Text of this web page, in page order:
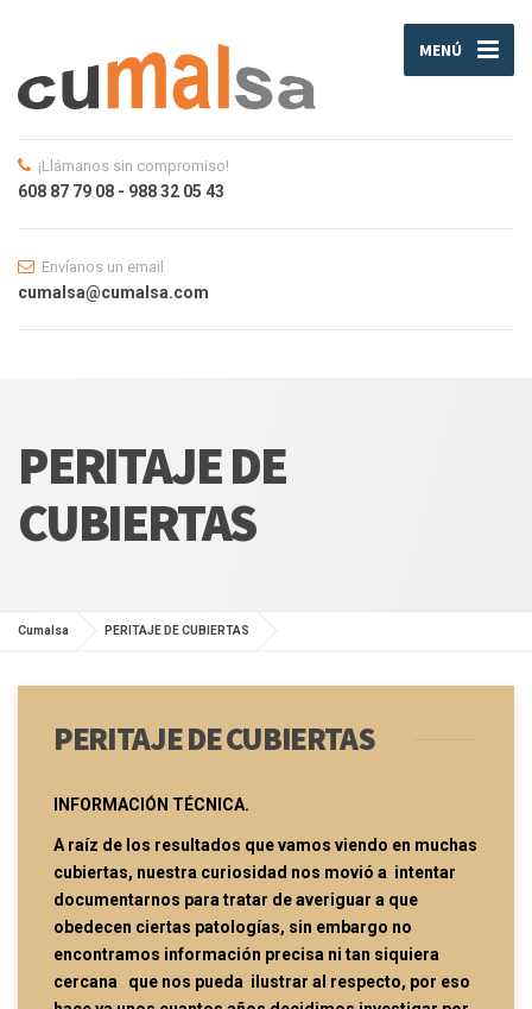
MENÚ
¡Llámanos sin compromiso!
608 87 79 08 - 988 32 05 43
Envíanos un email
cumalsa@cumalsa.com
PERITAJE DE
CUBIERTAS
Cumalsa PERITAJE DE CUBIERTAS
PERITAJE DE CUBIERTAS
INFORMACIÓN TÉCNICA.
A raíz de los resultados que vamos viendo en muchas
cubiertas, nuestra curiosidad nos movió a intentar
documentarnos para tratar de averiguar a que
obedecen ciertas patologías, sin embargo no
encontramos información precisa ni tan siquiera
cercana que nos pueda ilustrar al respecto, por eso